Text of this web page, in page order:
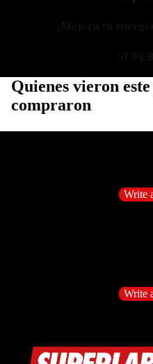
Quienes vieron
compraron
Write
Write